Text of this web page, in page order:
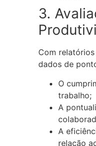
3.
Com
dados de
O
trabalho;
A
A
relação